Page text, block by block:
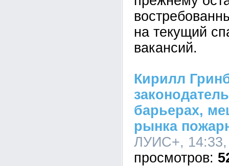
на текущий
вакансий.
Кирилл
барьерах,
рынка
ЛУИС+,